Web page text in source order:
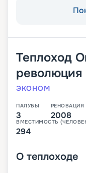
Теплоход
революция
ЭКОНОМ
ПАЛУБЫ
3
РЕНОВАЦИЯ
2008
ВМЕСТИМОСТЬ
294
О теплоходе